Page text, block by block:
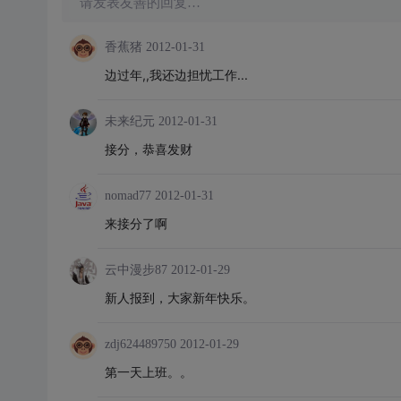
香蕉猪 2012-01-31
边过年,,我还边担忧工作...
未来纪元 2012-01-31
接分，恭喜发财
nomad77 2012-01-31
来接分了啊
云中漫步87 2012-01-29
新人报到，大家新年快乐。
zdj624489750 2012-01-29
第一天上班。。